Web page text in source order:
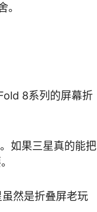
。
8系列的屏幕折
如果三星真的能把
然是折叠屏老玩